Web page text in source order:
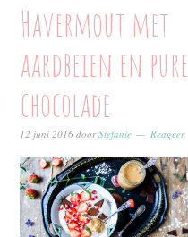
Havermout met
aardbeien en pure
chocolade
12 juni 2016 doorStefanie Reageer